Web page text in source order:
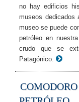
no hay edificios
museos dedicados
museo se puede
petróleo en
crudo que se
Patagónico.
COMODORO